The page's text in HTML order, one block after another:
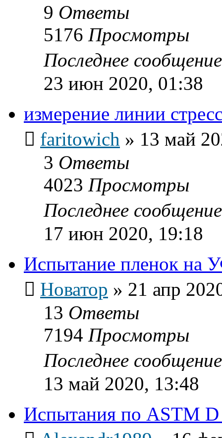
9 Ответы
5176 Просмотры
Последнее
23 июн 2020, 01:38
измерение линии
faritowich » 13 май
3 Ответы
4023 Просмотры
Последнее
17 июн 2020, 19:18
Испытание пленок на
Новатор » 21 апр
13 Ответы
7194 Просмотры
Последнее
13 май 2020, 13:48
Испытания по ASTM